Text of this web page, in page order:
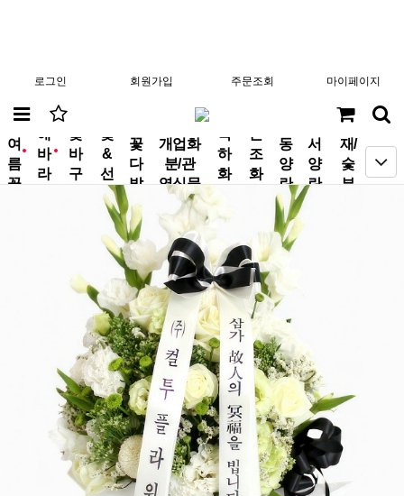
로그인 회원가입 주문조회 마이페이지
new
여
름
꽃
new
해
바
라
꽃
바
구
꽃
&
선
물
꽃
다
발
개업화
분/관
엽식물
축
하
화
근
조
화
동
양
란
서
양
란
분
재/
숯
부